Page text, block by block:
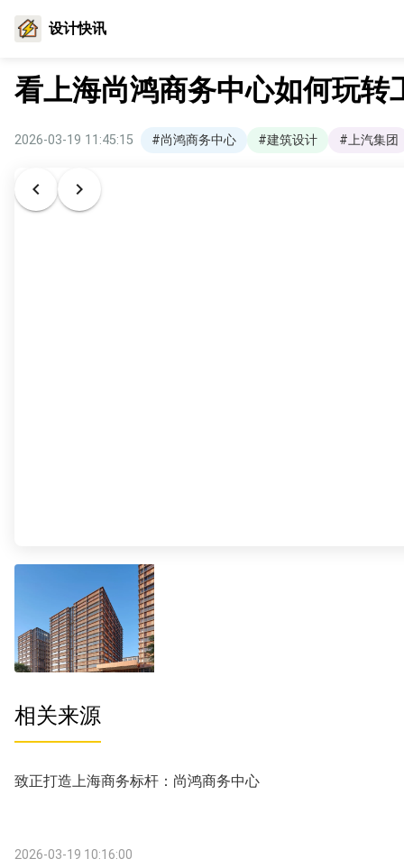
设计快讯
看上海尚鸿商务中心如何玩转
2026-03-19 11:45:15 #尚鸿商务中心 #建筑设计 #上汽集团
相关来源
致正打造上海商务标杆：尚鸿商务中心
2026-03-19 10:16:00